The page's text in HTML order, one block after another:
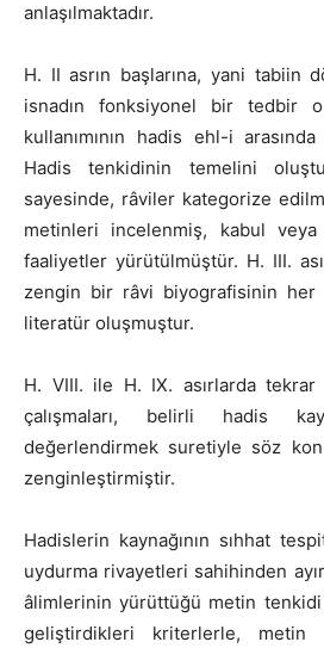
anlaşılmaktadır.
H. II asrın başlarına, yani tabiin
isnadın fonksiyonel bir tedbir
kullanımının hadis ehl-i arasında
Hadis tenkidinin temelini
sayesinde, râviler kategorize
metinleri incelenmiş, kabul
faaliyetler yürütülmüştür. H. III.
zengin bir râvi biyografisinin
literatür oluşmuştur.
H. VIII. ile H. IX. asırlarda
çalışmaları, belirli hadis
değerlendirmek suretiyle söz
zenginleştirmiştir.
Hadislerin kaynağının sıhhat
uydurma rivayetleri sahihinden
âlimlerinin yürüttüğü metin
geliştirdikleri kriterlerle, metin